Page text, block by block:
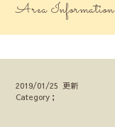
Area
2019/01/25 更新
Category；